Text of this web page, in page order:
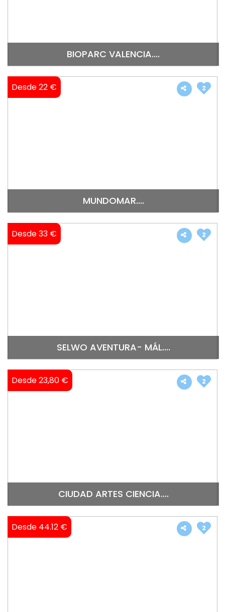
BIOPARC VALENCIA....
Desde 22 €
MUNDOMAR....
2
Desde 33 €
SELWO AVENTURA- MÁL....
2
Desde 23,80 €
CIUDAD ARTES CIENCIA....
2
Desde 44.12 € 2